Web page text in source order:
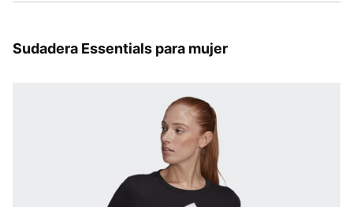
Sudadera Essentials para mujer